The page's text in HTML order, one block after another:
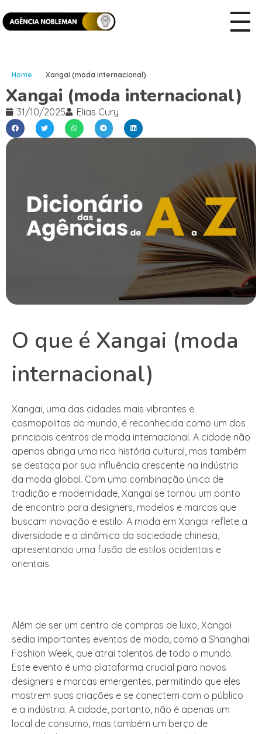
Home Xangai (moda internacional)
Xangai (moda internacional)
31/10/2025 Elias Cury
O que é Xangai (moda
internacional)
Xangai, uma das cidades mais vibrantes e
cosmopolitas do mundo, é reconhecida como um dos
principais centros de moda internacional. A cidade não
apenas abriga uma rica história cultural, mas também
se destaca por sua influência crescente na indústria
da moda global. Com uma combinação única de
tradição e modernidade, Xangai se tornou um ponto
de encontro para designers, modelos e marcas que
buscam inovação e estilo. A moda em Xangai reflete a
diversidade e a dinâmica da sociedade chinesa,
apresentando uma fusão de estilos ocidentais e
orientais.
Além de ser um centro de compras de luxo, Xangai
sedia importantes eventos de moda, como a Shanghai
Fashion Week, que atrai talentos de todo o mundo.
Este evento é uma plataforma crucial para novos
designers e marcas emergentes, permitindo que eles
mostrem suas criações e se conectem com o público
e a indústria. A cidade, portanto, não é apenas um
local de consumo, mas também um berço de